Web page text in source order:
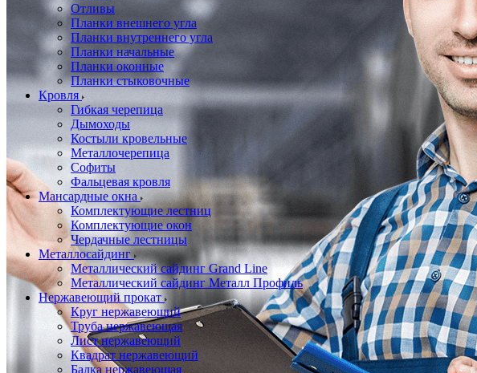
Отливы
Планки внешнего угла
Планки внутреннего угла
Планки начальные
Планки оконные
Планки стыковочные
Кровля
Гибкая черепица
Дымоходы
Костыли кровельные
Металлочерепица
Софиты
Фальцевая кровля
Мансардные окна
Комплектующие лестниц
Комплектующие окон
Чердачные лестницы
Металлосайдинг
Металлический сайдинг Grand Line
Металлический сайдинг Металл Профиль
Нержавеющий прокат
Круг нержавеющий
Труба нержавеющая
Лист нержавеющий
Квадрат нержавеющий
Балка нержавеющая